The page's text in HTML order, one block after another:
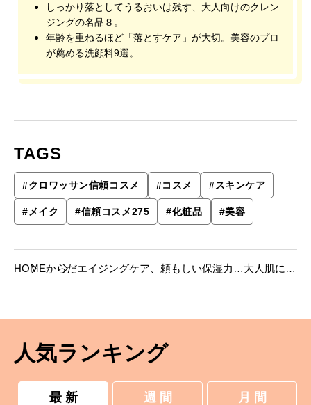
しっかり落としてうるおいは残す、大人向けのクレン
ジングの名品８。
年齢を重ねるほど「落とすケア」が大切。美容のプロ
が薦める洗顔料9選。
TAGS
#クロワッサン信頼コスメ #コスメ #スキンケア
# メイク #信頼コスメ275 #化粧品 #美容
HOMEからだエイジングケア、頼もしい保湿力…大人肌に届
人気ランキング
最 新 週 間 月 間